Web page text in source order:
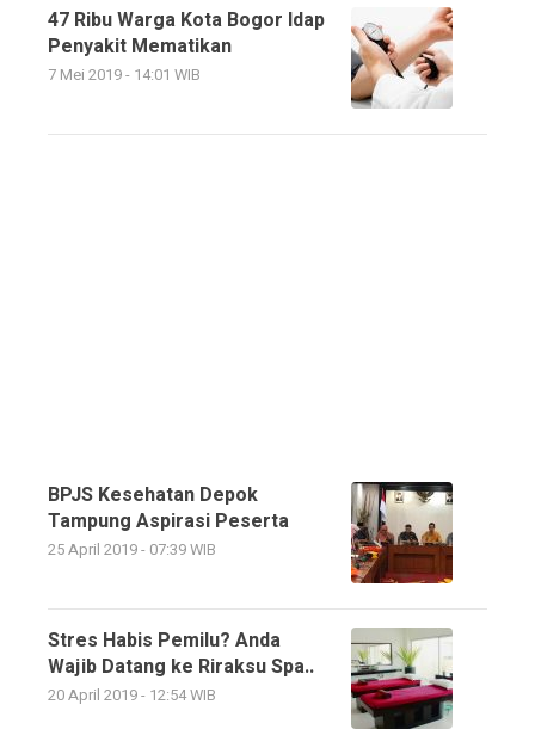
47 Ribu Warga Kota Bogor Idap
Penyakit Mematikan
7 Mei 2019 - 14:01 WIB
BPJS Kesehatan Depok
Tampung Aspirasi Peserta
25 April 2019 - 07:39 WIB
Stres Habis Pemilu? Anda
Wajib Datang ke Riraksu Spa..
20 April 2019 - 12:54 WIB